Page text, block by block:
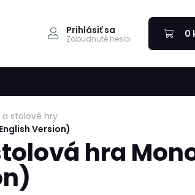
Prihlásiť sa
Zabudnuté heslo 0
a stolové hry
Version)
hra